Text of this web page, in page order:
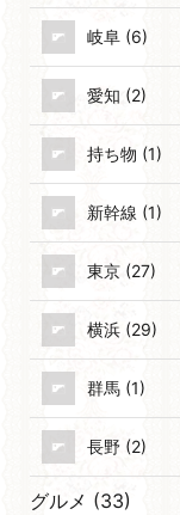
岐阜 (6)
愛知 (2)
持ち物 (1)
新幹線 (1)
東京 (27)
横浜 (29)
群馬 (1)
長野 (2)
グルメ (33)